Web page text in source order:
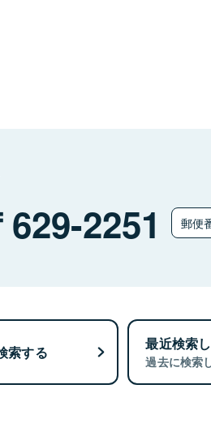
629-2251 郵便
索する 最近検索
過去に検索